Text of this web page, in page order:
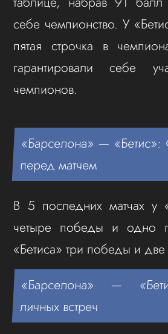
себе чемпионство. У
пятая строчка в
гарантировали себе
чемпионов.
«Барселона» —
перед матчем
В 5 последних матчах у
четыре победы и одно
«Бетиса» три победы и
«Барселона» —
личных встреч